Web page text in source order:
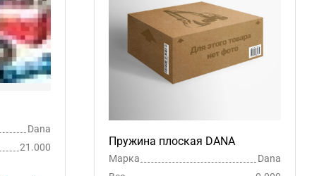
Dana
21.000 Пружина плоская DANA
Марка
Dana